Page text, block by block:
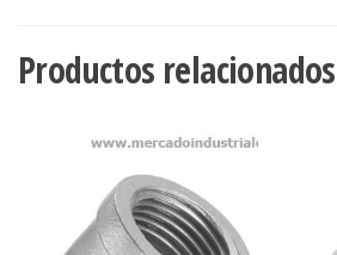
Productos relacionados